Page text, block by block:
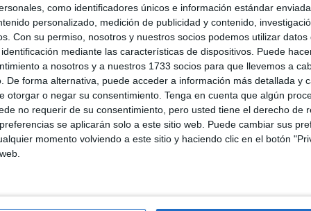
como identificadores únicos e información estándar
personalizado, medición de publicidad y contenido,
Con su permiso, nosotros y nuestros socios podemos utilizar datos
mediante las características de dispositivos. Puede
a nosotros y a nuestros 1733 socios para que llevemos a
De forma alternativa, puede acceder a información más detallada y
otorgar o negar su consentimiento. Tenga en cuenta que algún
no requerir de su consentimiento, pero usted tiene el derecho de
se aplicarán solo a este sitio web. Puede cambiar sus
momento volviendo a este sitio y haciendo clic en el botón
como en la cabalgata de Reyes
Reyes, la Ciudad volverá a constituir para ese
lo que permitirá un seguimiento a tiempo
de que cualquier tipo de incidencia que pudiera
y eficaz.